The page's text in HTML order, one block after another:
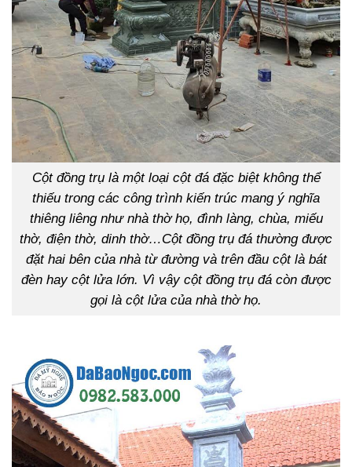
Cột đồng trụ là một loại cột đá đặc biệt không thể
thiếu trong các công trình kiến trúc mang ý nghĩa
thiêng liêng như nhà thờ họ, đình làng, chùa, miếu
thờ, điện thờ, dinh thờ…Cột đồng trụ đá thường được
đặt hai bên của nhà từ đường và trên đầu cột là bát
đèn hay cột lửa lớn. Vì vậy cột đồng trụ đá còn được
gọi là cột lửa của nhà thờ họ.